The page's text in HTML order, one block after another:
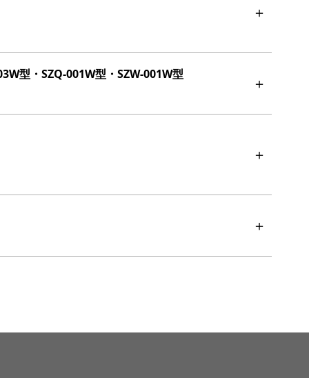
型・SZQ-001W型・SZW-001W型